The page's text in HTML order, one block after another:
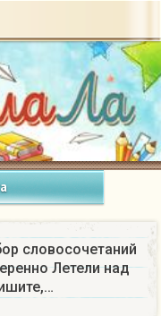
словосочетаний
Летели над